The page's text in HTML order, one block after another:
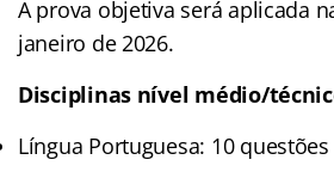
A prova objetiva será aplicada
janeiro de 2026.
Disciplinas nível médio/
Língua Portuguesa: 10 questões